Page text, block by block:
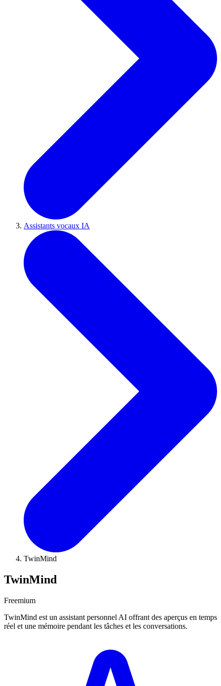
Assistants vocaux IA
TwinMind
TwinMind
Freemium
TwinMind est un assistant personnel AI offrant des aperçus en temps
réel et une mémoire pendant les tâches et les conversations.